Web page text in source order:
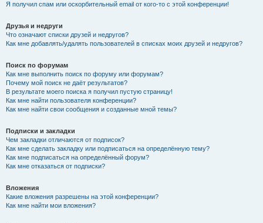
Я получил спам или оскорбительный email от кого-то с этой конференции!
Друзья и недруги
Что означают списки друзей и недругов?
Как мне добавлять/удалять пользователей в списках моих друзей и недругов?
Поиск по форумам
Как мне выполнить поиск по форуму или форумам?
Почему мой поиск не даёт результатов?
В результате моего поиска я получил пустую страницу!
Как мне найти пользователя конференции?
Как мне найти свои сообщения и созданные мной темы?
Подписки и закладки
Чем закладки отличаются от подписок?
Как мне сделать закладку или подписаться на определённую тему?
Как мне подписаться на определённый форум?
Как мне отказаться от подписки?
Вложения
Какие вложения разрешены на этой конференции?
Как мне найти мои вложения?